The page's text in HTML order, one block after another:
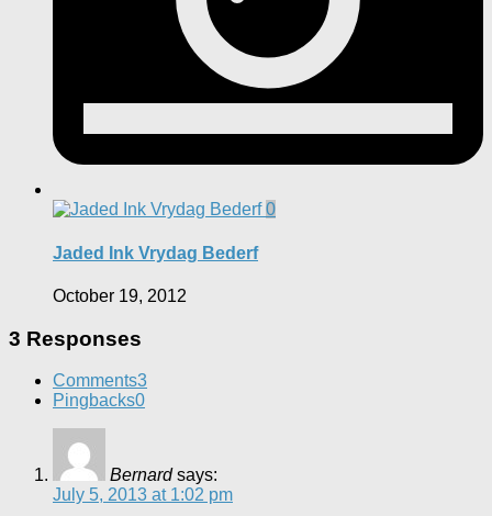
0
Jaded Ink Vrydag Bederf
October 19, 2012
3 Responses
Comments3
Pingbacks0
Bernard says:
July 5, 2013 at 1:02 pm